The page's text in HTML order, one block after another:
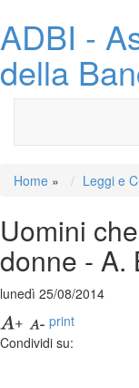
ADBI -
della
Home » Leggi e
Uomini
donne - A.
lunedì 25/08/2014
print
Condividi su: